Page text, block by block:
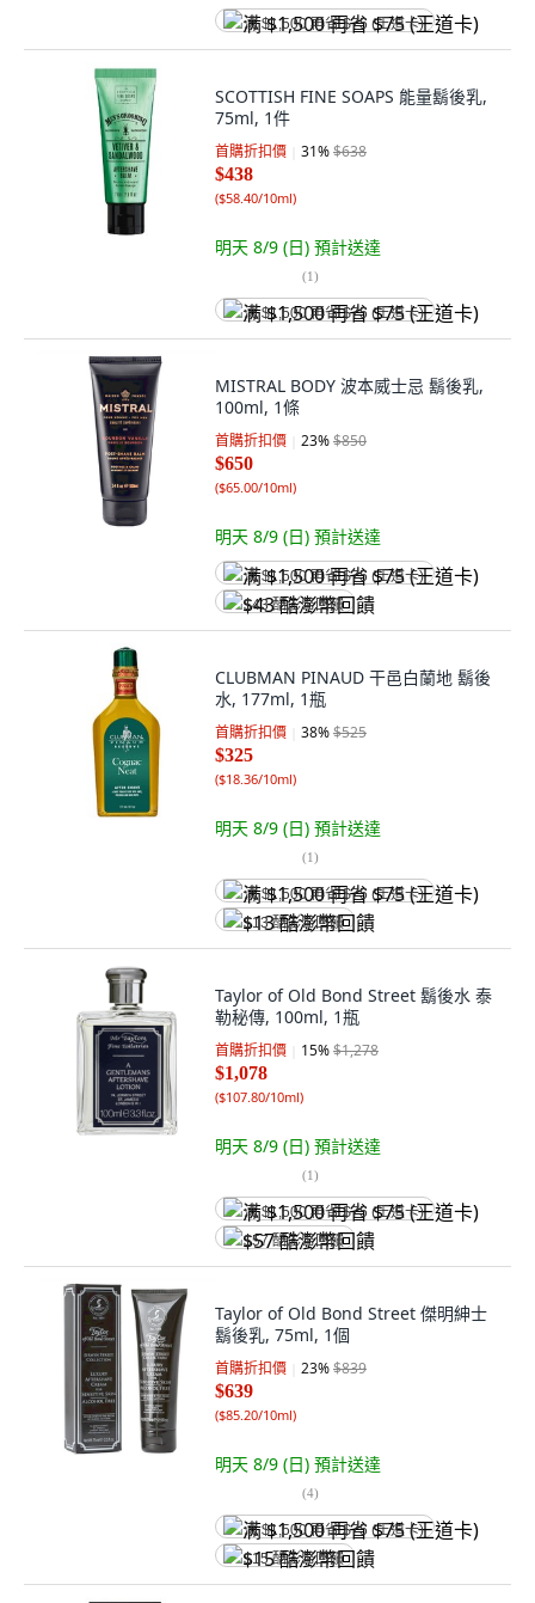
满 $1,500 再省 $75 (王道卡)
SCOTTISH FINE SOAPS 能量鬍後乳,
75ml, 1件
首購折扣價 31%$638
$438
($58.40/10ml)
明天 8/9 (日) 預計送達
(1)
满 $1,500 再省 $75 (王道卡)
MISTRAL BODY 波本威士忌 鬍後乳,
100ml, 1條
首購折扣價 23%$850
$650
($65.00/10ml)
明天 8/9 (日) 預計送達
满 $1,500 再省 $75 (王道卡)
$43 酷澎幣回饋
CLUBMAN PINAUD 干邑白蘭地 鬍後
水, 177ml, 1瓶
首購折扣價 38%$525
$325
($18.36/10ml)
明天 8/9 (日) 預計送達
(1)
满 $1,500 再省 $75 (王道卡)
$13 酷澎幣回饋
Taylor of Old Bond Street 鬍後水 泰
勒秘傳, 100ml, 1瓶
首購折扣價 15%$1,278
$1,078
($107.80/10ml)
明天 8/9 (日) 預計送達
(1)
满 $1,500 再省 $75 (王道卡)
$57 酷澎幣回饋
Taylor of Old Bond Street 傑明紳士
鬍後乳, 75ml, 1個
首購折扣價 23%$839
$639
($85.20/10ml)
明天 8/9 (日) 預計送達
(4)
满 $1,500 再省 $75 (王道卡)
$15 酷澎幣回饋